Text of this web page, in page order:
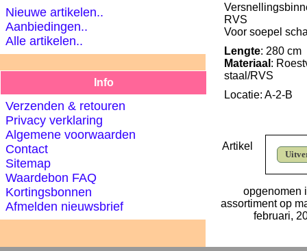
Nieuwe artikelen..
Aanbiedingen..
Alle artikelen..
Info
Verzenden & retouren
Privacy verklaring
Algemene voorwaarden
Contact
Sitemap
Waardebon FAQ
Kortingsbonnen
Afmelden nieuwsbrief
RVS
Voor soepel
Lengte: 280 cm
Materiaal :
staal/RVS
Locatie: A-2-B
Artikel
opgenomen
assortiment op
februari,